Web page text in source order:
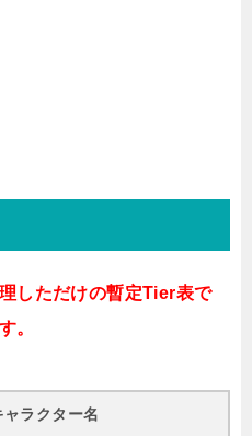
しただけの暫定Tier表で
。
ャラクター名